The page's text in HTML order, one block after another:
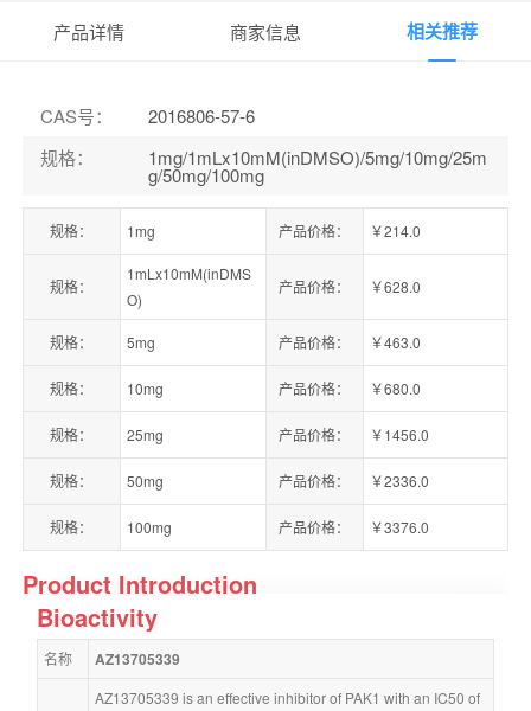
产品详情 商家信息 相关推荐
CAS号：
2016806-57-6
规格： 1mg/1mLx10mM(inDMSO)/5mg/10mg/25m
g/50mg/100mg
规格： 1mg 产品价格： ￥214.0
规格：
1mLx10mM(inDMS
O)
产品价格： ￥628.0
规格： 5mg 产品价格： ￥463.0
规格： 10mg 产品价格： ￥680.0
规格： 25mg 产品价格： ￥1456.0
规格： 50mg 产品价格： ￥2336.0
规格： 100mg 产品价格： ￥3376.0
Product Introduction
Bioactivity
名称 AZ13705339
AZ13705339 is an effective inhibitor of PAK1 with an IC50 of